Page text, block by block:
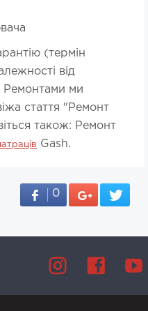
(термін
від
Ремонтами ми
стаття "Ремонт
також: Ремонт
Gash.
0